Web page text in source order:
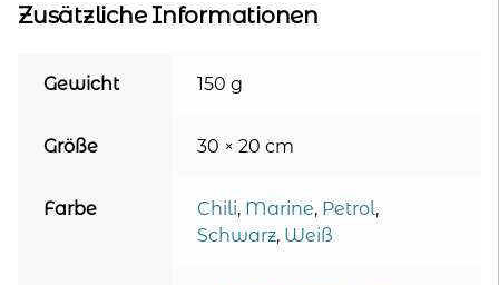
Zusätzliche Informationen
Gewicht 150 g
Größe 30 × 20 cm
Farbe Chili, Marine, Petrol,
Schwarz, Weiß